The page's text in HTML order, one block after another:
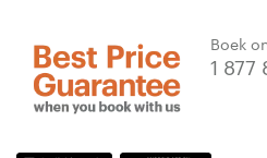
Boek
1 877